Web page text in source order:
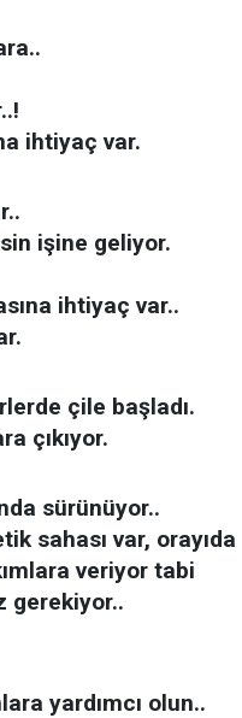
ihtiyaç var.
işine geliyor.
ihtiyaç var..
çile başladı.
çıkıyor.
sürünüyor..
sahası var, orayıda
veriyor tabi
gerekiyor..
yardımcı olun..